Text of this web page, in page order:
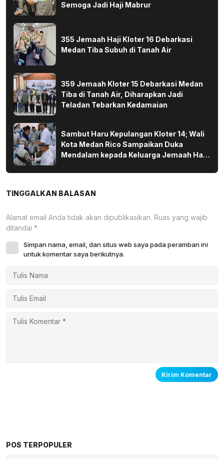
Semoga Jadi Haji Mabrur
355 Jemaah Haji Kloter 16 Debarkasi
Medan Tiba Subuh di Tanah Air
359 Jemaah Kloter 15 Debarkasi Medan
Tiba di Tanah Air, Diharapkan Jadi
Teladan Tebarkan Kedamaian
Sambut Haru Kepulangan Kloter 14; Wali
Kota Medan Rico Sampaikan Duka
Mendalam kepada Keluarga Jemaah Haji
TINGGALKAN BALASAN
Alamat email Anda tidak akan dipublikasikan. Ruas yang wajib
ditandai *
Simpan nama, email, dan situs web saya pada peramban ini
untuk komentar saya berikutnya.
POS TERPOPULER